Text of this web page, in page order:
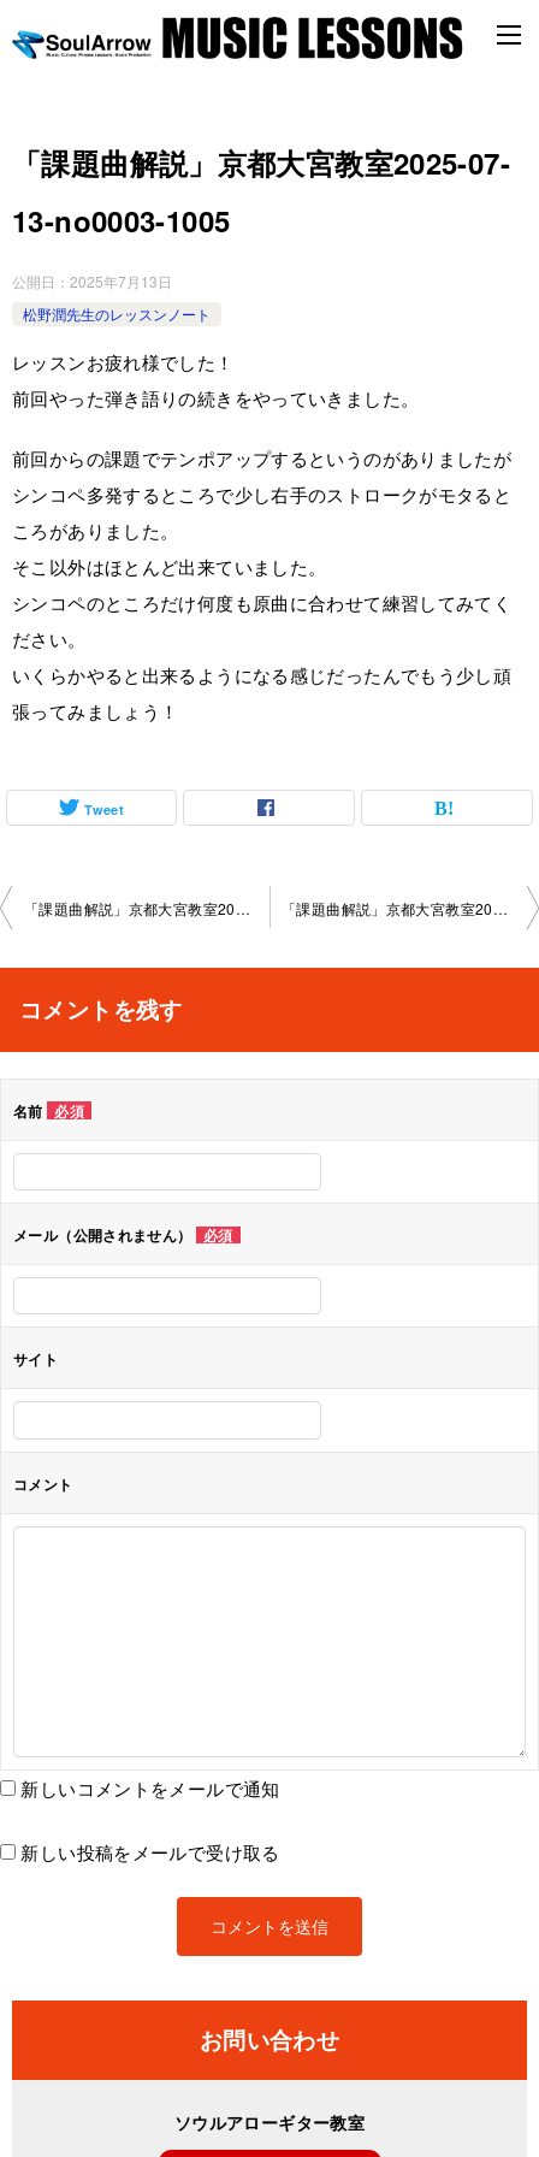
「課題曲解説」京都大宮教室2025-07-
13-no0003-­1005
公開日： 2025年7月13日
松野潤先生のレッスンノート
レッスンお疲れ様でした！
前回やった弾き語りの続きをやっていきました。
前回からの課題でテンポアップするというのがありましたが
シンコペ多発するところで少し右手のストロークがモタると
ころがありました。
そこ以外はほとんど出来ていました。
シンコペのところだけ何度も原曲に合わせて練習してみてく
ださい。
いくらかやると出来るようになる感じだったんでもう少し頑
張ってみましょう！
Tweet
投
ビ
シ
ョ
ン
「課題曲解説」京都大宮教室2025-07-06-no0003-­1005 「課題曲解説」京都大宮教室2025-07-26-no0003-­1005
コメントを残す
名前 必須
メール（公開されません） 必須
サイト
コメント
新しいコメントをメールで通知
新しい投稿をメールで受け取る
お問い合わせ
ソウルアローギター教室